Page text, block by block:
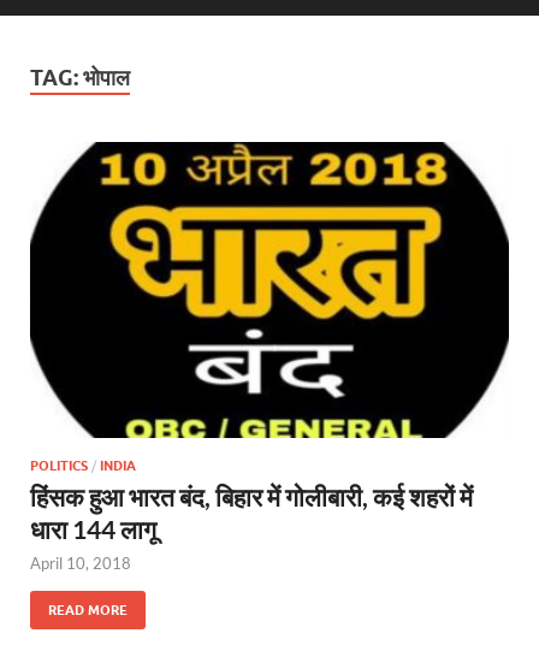
TAG:भोपाल
POLITICS / INDIA
हिंसक हुआ भारत बंद, बिहार में गोलीबारी, कई शहरों में
धारा 144 लागू
April 10, 2018
READ MORE